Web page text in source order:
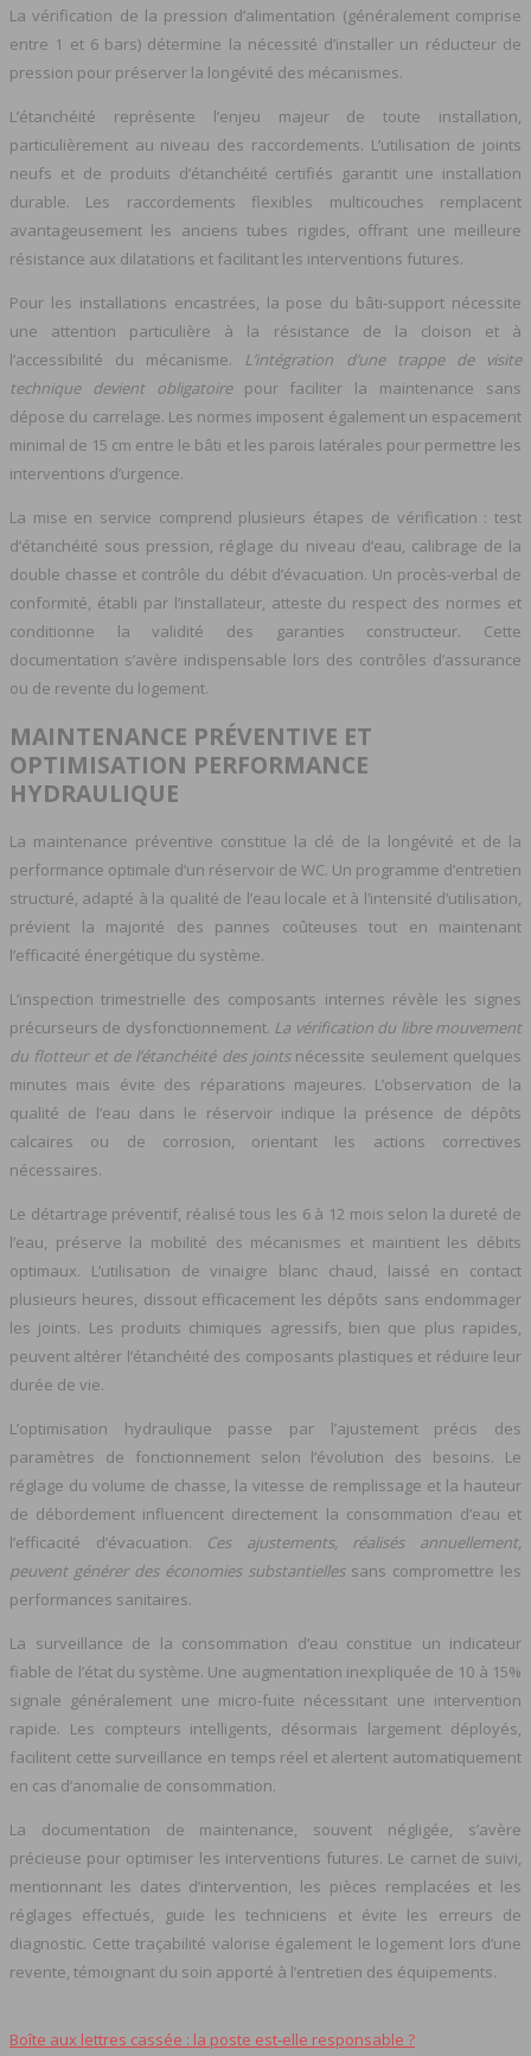
La vérification de la pression d’alimentation (généralement comprise
entre 1 et 6 bars) détermine la nécessité d’installer un réducteur de
pression pour préserver la longévité des mécanismes.
L’étanchéité représente l’enjeu majeur de toute installation,
particulièrement au niveau des raccordements. L’utilisation de joints
neufs et de produits d’étanchéité certifiés garantit une installation
durable. Les raccordements flexibles multicouches remplacent
avantageusement les anciens tubes rigides, offrant une meilleure
résistance aux dilatations et facilitant les interventions futures.
Pour les installations encastrées, la pose du bâti-support nécessite
une attention particulière à la résistance de la cloison et à
l’accessibilité du mécanisme. L’intégration d’une trappe de visite
technique devient obligatoirepour faciliter la maintenance sans
dépose du carrelage. Les normes imposent également un espacement
minimal de 15 cm entre le bâti et les parois latérales pour permettre les
interventions d’urgence.
La mise en service comprend plusieurs étapes de vérification : test
d’étanchéité sous pression, réglage du niveau d’eau, calibrage de la
double chasse et contrôle du débit d’évacuation. Un procès-verbal de
conformité, établi par l’installateur, atteste du respect des normes et
conditionne la validité des garanties constructeur. Cette
documentation s’avère indispensable lors des contrôles d’assurance
ou de revente du logement.
MAINTENANCE PRÉVENTIVE ET
OPTIMISATION PERFORMANCE
HYDRAULIQUE
La maintenance préventive constitue la clé de la longévité et de la
performance optimale d’un réservoir de WC. Un programme d’entretien
structuré, adapté à la qualité de l’eau locale et à l’intensité d’utilisation,
prévient la majorité des pannes coûteuses tout en maintenant
l’efficacité énergétique du système.
L’inspection trimestrielle des composants internes révèle les signes
précurseurs de dysfonctionnement. La vérification du libre mouvement
du flotteur et de l’étanchéité des jointsnécessite seulement quelques
minutes mais évite des réparations majeures. L’observation de la
qualité de l’eau dans le réservoir indique la présence de dépôts
calcaires ou de corrosion, orientant les actions correctives
nécessaires.
Le détartrage préventif, réalisé tous les 6 à 12 mois selon la dureté de
l’eau, préserve la mobilité des mécanismes et maintient les débits
optimaux. L’utilisation de vinaigre blanc chaud, laissé en contact
plusieurs heures, dissout efficacement les dépôts sans endommager
les joints. Les produits chimiques agressifs, bien que plus rapides,
peuvent altérer l’étanchéité des composants plastiques et réduire leur
durée de vie.
L’optimisation hydraulique passe par l’ajustement précis des
paramètres de fonctionnement selon l’évolution des besoins. Le
réglage du volume de chasse, la vitesse de remplissage et la hauteur
de débordement influencent directement la consommation d’eau et
l’efficacité d’évacuation. Ces ajustements, réalisés annuellement,
peuvent générer des économies substantiellessans compromettre les
performances sanitaires.
La surveillance de la consommation d’eau constitue un indicateur
fiable de l’état du système. Une augmentation inexpliquée de 10 à 15%
signale généralement une micro-fuite nécessitant une intervention
rapide. Les compteurs intelligents, désormais largement déployés,
facilitent cette surveillance en temps réel et alertent automatiquement
en cas d’anomalie de consommation.
La documentation de maintenance, souvent négligée, s’avère
précieuse pour optimiser les interventions futures. Le carnet de suivi,
mentionnant les dates d’intervention, les pièces remplacées et les
réglages effectués, guide les techniciens et évite les erreurs de
diagnostic. Cette traçabilité valorise également le logement lors d’une
revente, témoignant du soin apporté à l’entretien des équipements.
Boîte aux lettres cassée : la poste est‑elle responsable ?